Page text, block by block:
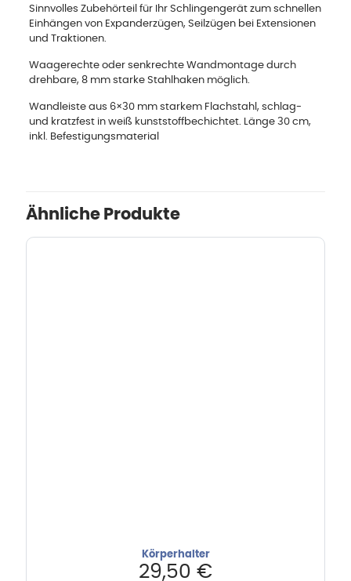
Sinnvolles Zubehörteil für Ihr Schlingengerät zum schnellen
Einhängen von Expanderzügen, Seilzügen bei Extensionen
und Traktionen.
Waagerechte oder senkrechte Wandmontage durch
drehbare, 8 mm starke Stahlhaken möglich.
Wandleiste aus 6×30 mm starkem Flachstahl, schlag-
und kratzfest in weiß kunststoffbechichtet. Länge 30 cm,
inkl. Befestigungsmaterial
Ähnliche Produkte
Körperhalter
29,50 €